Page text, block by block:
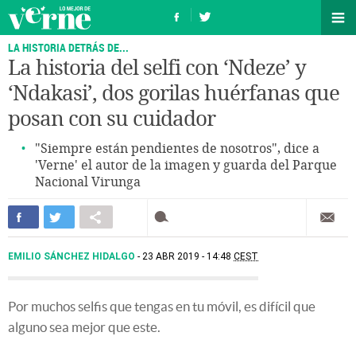
LA HISTORIA DETRÁS DE...
La historia del selfi con ‘Ndeze’ y
‘Ndakasi’, dos gorilas huérfanas que
posan con su cuidador
"Siempre están pendientes de nosotros", dice a
'Verne' el autor de la imagen y guarda del Parque
Nacional Virunga
EMILIO SÁNCHEZ HIDALGO 23 ABR 2019 - 14:48 CEST
Por muchos selfis que tengas en tu móvil, es difícil que
alguno sea mejor que este.